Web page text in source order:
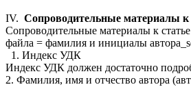
IV. Сопроводительные материалы к
Сопроводительные материалы к
файла = фамилия и инициалы
1. Индекс УДК
Индекс УДК должен достаточно
2. Фамилия, имя и отчество автора